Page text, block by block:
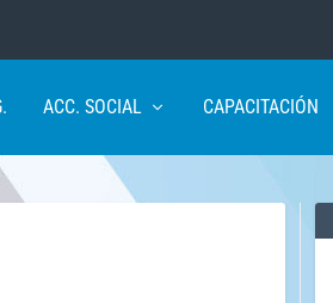
ACC. SOCIAL CAPACITACIÓN